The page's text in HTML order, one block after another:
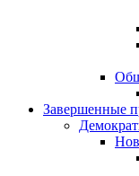
Завершенные